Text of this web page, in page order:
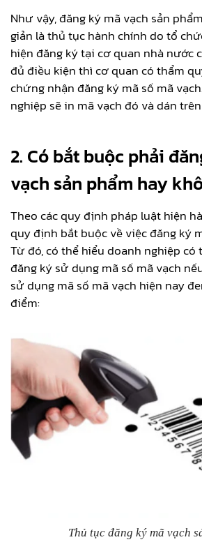
Như vậy, đăng ký mã vạch sản
giản là thủ tục hành chính do tổ
hiện đăng ký tại cơ quan nhà nước
đủ điều kiện thì cơ quan có thẩm
chứng nhận đăng ký mã số mã
nghiệp sẽ in mã vạch đó và dán
2. Có bắt buộc phải
vạch sản phẩm hay
Theo các quy định pháp luật hiện
quy định bắt buộc về việc đăng ký
Từ đó, có thể hiểu doanh nghiệp có
đăng ký sử dụng mã số mã vạch
sử dụng mã số mã vạch hiện nay
điểm:
Thủ tục đăng ký mã vạch